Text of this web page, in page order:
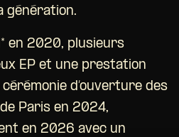
génération.
en 2020, plusieurs
EP et une prestation
d’ouverture des
Paris en 2024,
en 2026 avec un